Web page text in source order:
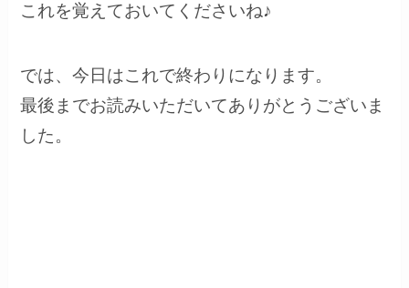
これを覚えておいてくださいね♪
では、今日はこれで終わりになります。
最後までお読みいただいてありがとうございま
した。